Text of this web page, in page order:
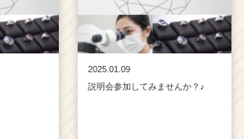
2025.01.09
説明会参加してみませんか？♪